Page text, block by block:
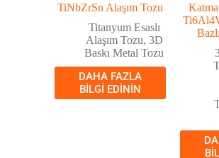
TiNbZrSn Alaşım Tozu
Titanyum Esaslı
Alaşım Tozu, 3D
Baskı Metal Tozu
DAHA FAZLA
BILGI EDININ